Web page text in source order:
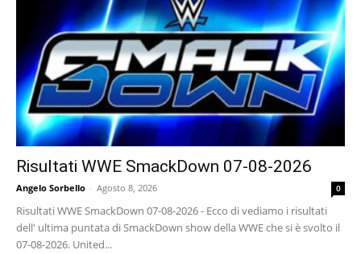
Risultati WWE SmackDown 07-08-2026
Angelo Sorbello - Agosto 8, 2026 0
Risultati WWE SmackDown 07-08-2026 - Ecco di vediamo i risultati
dell' ultima puntata di SmackDown show della WWE che si è svolto il
07-08-2026. United...